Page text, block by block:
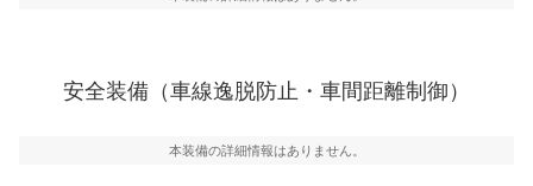
車線逸脱防止
車線のはみだしやふらつきを防止するためにレーンキー
安全装備（車線逸脱防止・車間距離制御）
本装備の詳細情報はありません。